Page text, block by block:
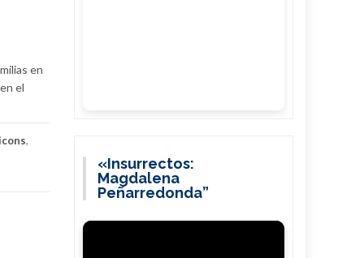
en
el
,
«Insurrectos:
Magdalena
Peñarredonda”